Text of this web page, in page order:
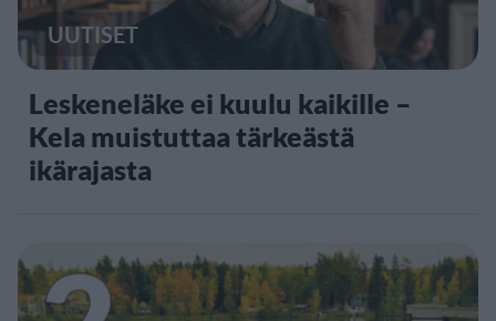
UUTISET
Leskeneläke ei kuulu kaikille –
Kela muistuttaa tärkeästä
ikärajasta